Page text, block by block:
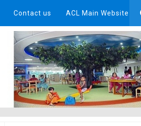
Contact us ACL Main Website